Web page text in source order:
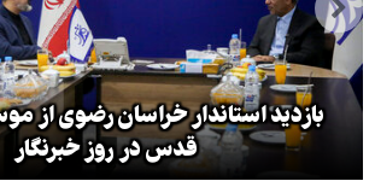
بازدید استاندار خراسان رضوی از
قدس در روز خبرنگار